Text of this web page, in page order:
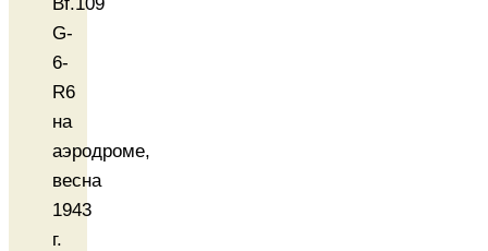
G-
6-
R6
на
аэродроме,
весна
1943
г.